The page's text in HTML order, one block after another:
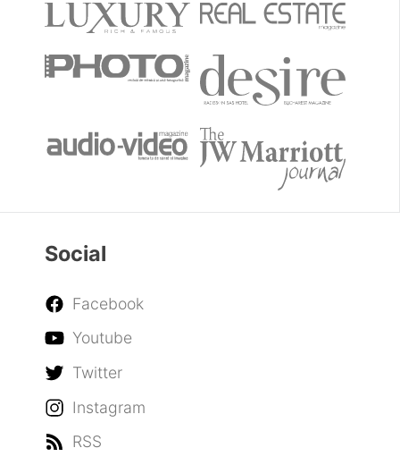
Social
Facebook
Youtube
Twitter
Instagram
RSS